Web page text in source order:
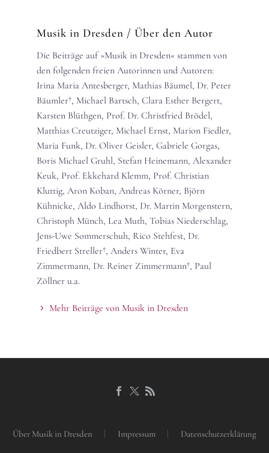
Musik in Dresden / Über den Autor
Die Beiträge auf »Musik in Dresden« stammen von
den folgenden freien Autorinnen und Autoren:
Irina Maria Antesberger, Mathias Bäumel, Dr. Peter
Bäumler†, Michael Bartsch, Clara Esther Bergert,
Karsten Blüthgen, Prof. Dr. Christfried Brödel,
Matthias Creutziger, Michael Ernst, Marion Fiedler,
Maria Funk, Dr. Oliver Geisler, Gabriele Gorgas,
Boris Michael Gruhl, Stefan Heinemann, Alexander
Keuk, Prof. Ekkehard Klemm, Prof. Christian
Kluttig, Aron Koban, Andreas Körner, Björn
Kühnicke, Aldo Lindhorst, Dr. Martin Morgenstern,
Christoph Münch, Lea Muth, Tobias Niederschlag,
Jens-Uwe Sommerschuh, Rico Stehfest, Dr.
Friedbert Streller†, Anders Winter, Eva
Zimmermann, Dr. Reiner Zimmermann†, Paul
Zöllner u.a.
Mehr Beiträge von Musik in Dresden
Über Musik in Dresden Impressum Datenschutzerklärung